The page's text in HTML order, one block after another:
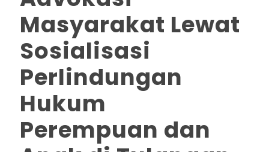
Masyarakat Lewat
Sosialisasi
Perlindungan
Hukum
Perempuan dan